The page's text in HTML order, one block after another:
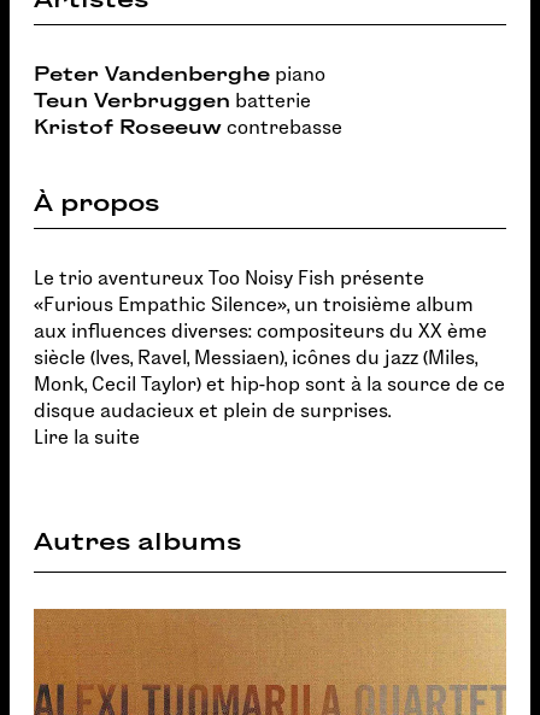
Peter Vandenberghe piano
Teun Verbruggen batterie
Kristof Roseeuw contrebasse
À propos
Le trio aventureux Too Noisy Fish présente
«Furious Empathic Silence», un troisième album
aux influences diverses: compositeurs du XX ème
siècle (Ives, Ravel, Messiaen), icônes du jazz (Miles,
Monk, Cecil Taylor) et hip-hop sont à la source de ce
disque audacieux et plein de surprises.
Lire la suite
Autres albums